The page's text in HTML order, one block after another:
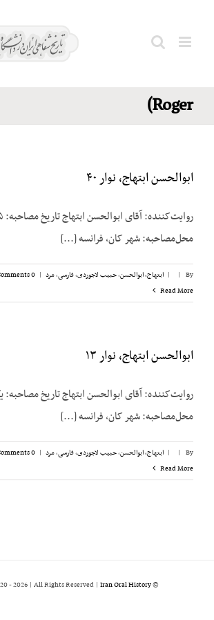
راجر
Roger)
ابوالحسن ابتهاج، نوار ۴۰
محل‌مصاحبه: شهر کان، فرانسه [...]
By
|
| ابتهاج، ابوالحسن,حبیب لاجوردی,فارسی,مرد |
0 Comments
Read More
ابوالحسن ابتهاج، نوار ۱۳
محل‌مصاحبه: شهر کان، فرانسه [...]
By
|
| ابتهاج، ابوالحسن,حبیب لاجوردی,فارسی,مرد |
0 Comments
Read More
© Copyright 2020 -
2026 | All Rights Reserved | Iran Oral History